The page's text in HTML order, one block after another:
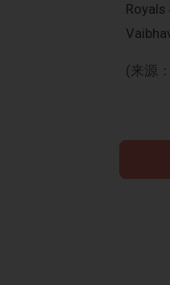
(来源